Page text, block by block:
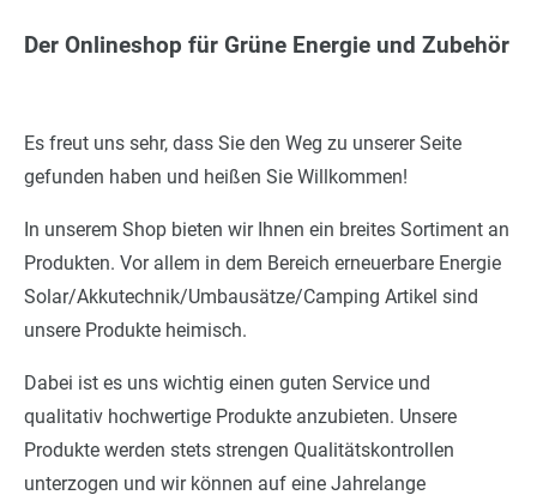
Der Onlineshop für Grüne Energie und Zubehör
Es freut uns sehr, dass Sie den Weg zu unserer Seite
gefunden haben und heißen Sie Willkommen!
In unserem Shop bieten wir Ihnen ein breites Sortiment an
Produkten. Vor allem in dem Bereich erneuerbare Energie
Solar/Akkutechnik/Umbausätze/Camping Artikel sind
unsere Produkte heimisch.
Dabei ist es uns wichtig einen guten Service und
qualitativ hochwertige Produkte anzubieten. Unsere
Produkte werden stets strengen Qualitätskontrollen
unterzogen und wir können auf eine Jahrelange